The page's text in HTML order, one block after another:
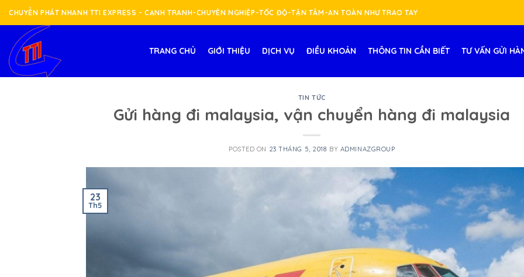
Skip
content
CHUYỂN PHÁT NHANH TTI EXPRESS - CẠNH TRANH-CHUYÊN NGHIỆP-TỐC ĐỘ-TẬN TÂM-AN TOÀN NHƯ TRAO TAY
TRANG CHỦ GIỚI THIỆU DỊCH VỤ ĐIỀU KHOẢN THÔNG TIN CẦN BIẾT TƯ VẤN GỬI
TIN TỨC
Gửi hàng đi malaysia, vận chuyển hàng đi malaysia
POSTED ON 23 THÁNG 5, 2018 BY ADMINAZGROUP
23
Th5